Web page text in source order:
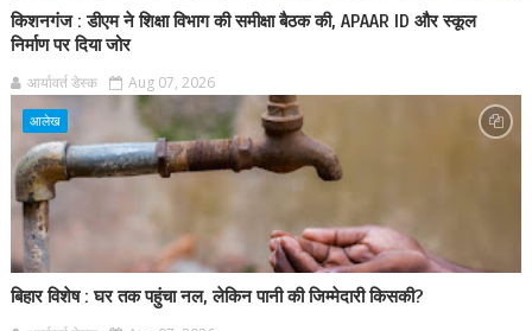
किशनगंज : डीएम ने शिक्षा विभाग की समीक्षा बैठक की, APAAR ID और स्कूल
निर्माण पर दिया जोर
आर्यावर्त डेस्क Aug 07, 2026
आलेख
बिहार विशेष : घर तक पहुंचा नल, लेकिन पानी की जिम्मेदारी किसकी?